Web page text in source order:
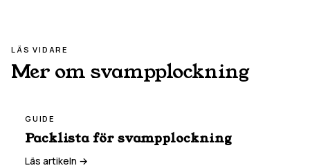
LÄS VIDARE
Mer om svampplockning
GUIDE
Packlista för svampplockning
Läs artikeln →